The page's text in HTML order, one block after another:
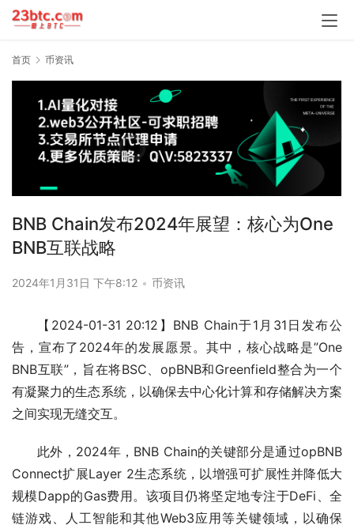
首页 币资讯
BNB Chain发布2024年展望：核心为One
BNB互联战略
2024年1月31日 下午8:12 • 币资讯
【2024-01-31 20:12】BNB Chain于1月31日发布公
告，宣布了2024年的发展愿景。其中，核心战略是”One
BNB互联”，旨在将BSC、opBNB和Greenfield整合为一个
有凝聚力的生态系统，以确保去中心化计算和存储解决方案
之间实现无缝交互。
此外，2024年，BNB Chain的关键部分是通过opBNB
Connect扩展Layer 2生态系统，以增强可扩展性并降低大
规模Dapp的Gas费用。该项目仍将坚定地专注于DeFi、全
链游戏、人工智能和其他Web3应用等关键领域，以确保